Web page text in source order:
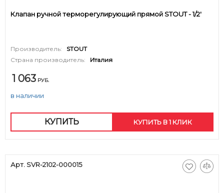
Клапан ручной терморегулирующий прямой STOUT - 1/2'
Производитель:
STOUT
Страна производитель:
Италия
1 063 РУБ.
в наличии
КУПИТЬ КУПИТЬ В 1 КЛИК
Арт. SVR-2102-000015